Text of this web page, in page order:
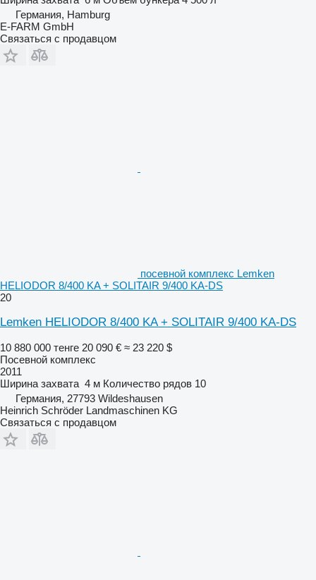
Германия, Hamburg
E-FARM GmbH
Связаться с продавцом
посевной комплекс Lemken
HELIODOR 8/400 KA + SOLITAIR 9/400 KA-DS
20
Lemken HELIODOR 8/400 KA + SOLITAIR 9/400 KA-DS
10 880 000 тенге 20 090 € ≈ 23 220 $
Посевной комплекс
2011
Ширина захвата 4 м Количество рядов 10
Германия, 27793 Wildeshausen
Heinrich Schröder Landmaschinen KG
Связаться с продавцом